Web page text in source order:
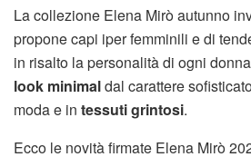
La collezione Elena Mirò autunno
propone capi iper femminili e di
in risalto la personalità di ogni
look minimaldal carattere
moda e in tessuti grintosi.
Ecco le novità firmate Elena Mirò